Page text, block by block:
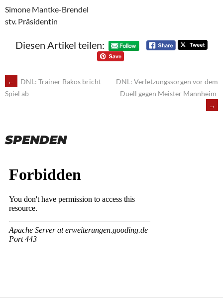
Simone Mantke-Brendel
stv. Präsidentin
Diesen Artikel teilen:
POST
←
DNL: Trainer Bakos bricht
Spiel ab
DNL: Verletzungssorgen vor dem
Duell gegen Meister Mannheim
→
SPENDEN